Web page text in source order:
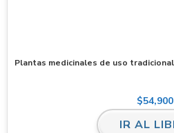
Plantas medicinales de uso
$54,900
IR AL